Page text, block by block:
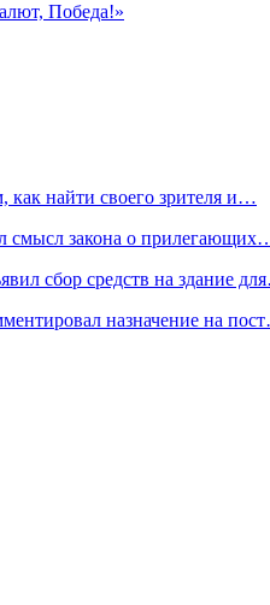
Победа!»
найти своего зрителя и…
смысл закона о
сбор средств на здание
назначение на